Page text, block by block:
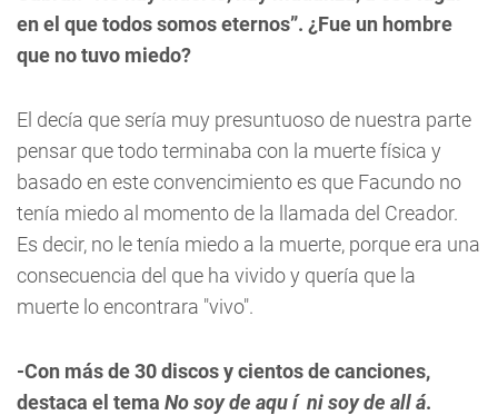
en el que todos somos eternos”. ¿Fue un hombre
que no tuvo miedo?
El decía que sería muy presuntuoso de nuestra parte
pensar que todo terminaba con la muerte física y
basado en este convencimiento es que Facundo no
tenía miedo al momento de la llamada del Creador.
Es decir, no le tenía miedo a la muerte, porque era una
consecuencia del que ha vivido y quería que la
muerte lo encontrara "vivo".
-Con más de 30 discos y cientos de canciones,
destaca el tema No soy de aquí ni soy de allá.